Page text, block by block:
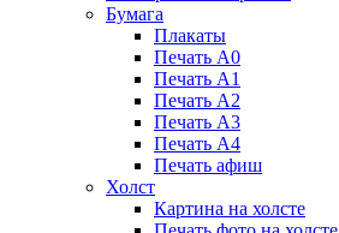
Бумага
Плакаты
Печать А0
Печать А1
Печать А2
Печать А3
Печать А4
Печать афиш
Холст
Картина на холсте